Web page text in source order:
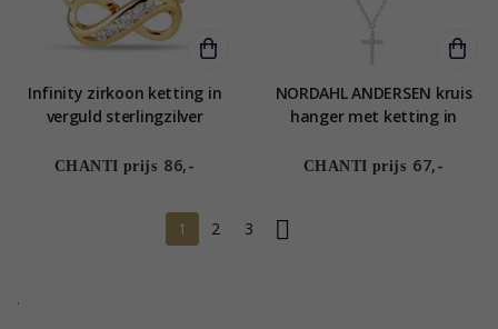
Infinity zirkoon ketting in
verguld sterlingzilver
CHANTI prijs 86,-
NORDAHL ANDERSEN kruis
hanger met ketting in
zirkoon
CHANTI prijs 67,-
1 2 3
.